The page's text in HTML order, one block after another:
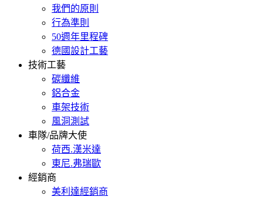
我們的原則
行為準則
50週年里程碑
德國設計工藝
技術工藝
碳纖維
鋁合金
車架技術
風洞測試
車隊/品牌大使
荷西.漢米達
東尼.弗瑞歐
經銷商
美利達經銷商